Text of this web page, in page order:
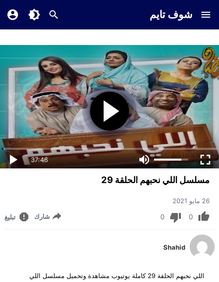
شوف تايم
37:46
مسلسل اللي نحبهم الحلقة 29
26 مايو 2021
0
0 شارك تبليغ
Shahid
اللي نحبهم الحلقة 29 كاملة يوتيوب مشاهدة وتحميل مسلسل اللي